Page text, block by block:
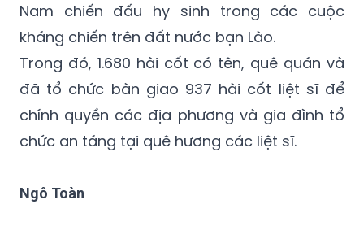
Nam chiến đấu hy sinh trong các cuộc
kháng chiến trên đất nước bạn Lào.
Trong đó, 1.680 hài cốt có tên, quê quán và
đã tổ chức bàn giao 937 hài cốt liệt sĩ để
chính quyền các địa phương và gia đình tổ
chức an táng tại quê hương các liệt sĩ.
Ngô Toàn